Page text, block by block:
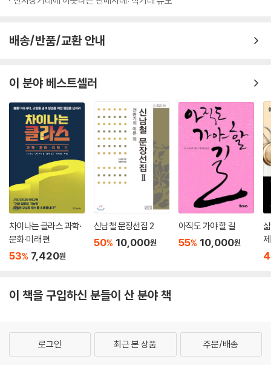
경제 위기는 68혁명의 반대자들에게 역습의 기회를 제공했다. 아일랜드
은 세대들이 ‘지혜와 미덕’을 가질 수 없게 되었다고 비판했다. 1980년대
초반에 등장한 신보수주의자들도 같은 실수를 범했다. 68혁명 세대들이
‘금지를 금하기를’ 원했지만, 잘못 생각한 게 있었다. 모든 사회는 규칙과
금지를 통해 유지되기 때문이다. 그들은 또 ‘불가능을 요구하기’를 원했지
만, 인간 조건이 비극적이라는 것을 깜빡 잊고 있었다. 68혁명에 대한 비
판은 ‘무력감과 쾌락주의와 도덕적 혼란에 빠지는 것’을 한시바삐 막아야
한다는 것이었다.
레이건의 대통령 당선은 그의 지지자들에게는 쾌락 원칙에대한 현실 원칙
의 설욕으로 보였다. 레이건은 경제가 아닌 도덕적 혁명의 기수였다. 하지
만 레이건은 68혁명 세대만큼이나 순진한 환상을 통해 지지를 이끌어내
는데, 도덕성 회복을 통해서 자본주의는 자동 조절되리라는 게 그것이다.
그러나 그의 당선 이후 실제로 실현된 것은, 아무런 절제도 없는 가운데 터
1960년대에서 1980년대로 이처럼 급격하게 변화한 것은 인간 욕망의 양
극단 사이에서 이뤄진 진부한 왕복운동이었던 것으로 보인다. 인간 욕망의
배송/반품/교환 안내
이 분야 베스트셀러
차이나는 클라스 과학·
문화·미래 편
53% 7,420원
신남철 문장선집 2
50% 10,000원
아직도 가야 할 길
55% 10,000원
이 책을 구입하신 분들이 산 분야 책
로그인 최근 본 상품 주문/배송